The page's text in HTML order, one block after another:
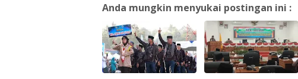
Anda mungkin menyukai postingan ini :